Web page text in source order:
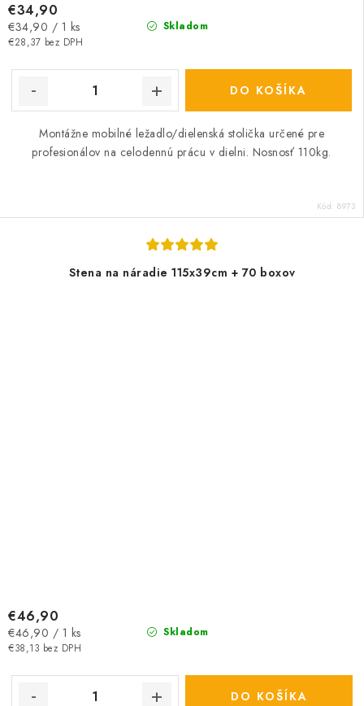
Skladom
€28,37 bez DPH
€34,90
Jednotková
cena:
€34,90 / 1 ks
DO KOŠÍKA
Montážne mobilné ležadlo/dielenská stolička určené pre
profesionálov na celodennú prácu v dielni. Nosnosť 110kg.
Kód: 8973
Stena na náradie 115x39cm + 70 boxov
Skladom
€38,13 bez DPH
€46,90
Jednotková
cena:
€46,90 / 1 ks
DO KOŠÍKA